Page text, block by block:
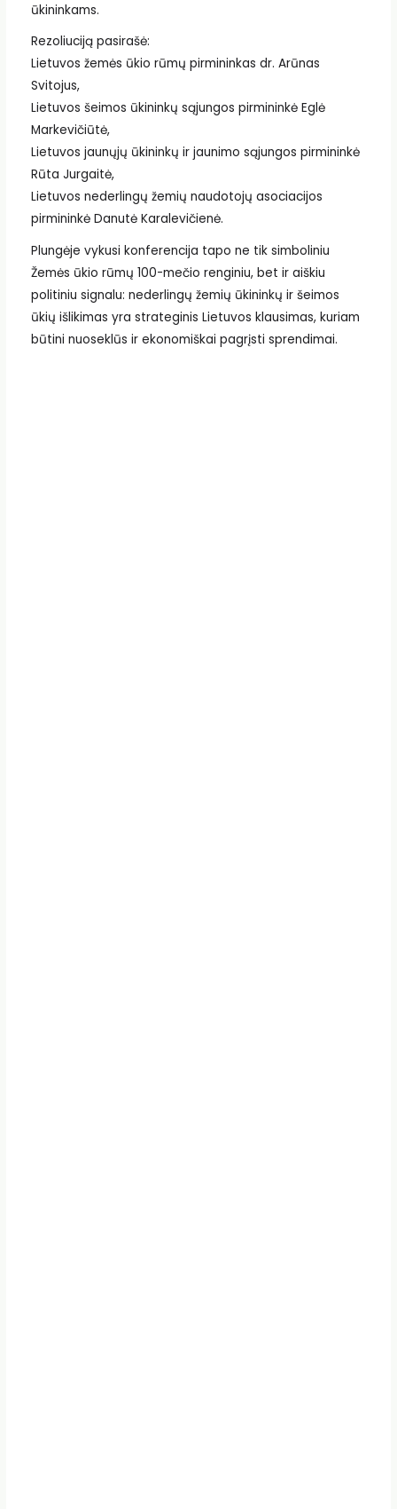
ūkininkams.
Rezoliuciją pasirašė:
Lietuvos žemės ūkio rūmų pirmininkas dr. Arūnas
Svitojus,
Lietuvos šeimos ūkininkų sąjungos pirmininkė Eglė
Markevičiūtė,
Lietuvos jaunųjų ūkininkų ir jaunimo sąjungos pirmininkė
Rūta Jurgaitė,
Lietuvos nederlingų žemių naudotojų asociacijos
pirmininkė Danutė Karalevičienė.
Plungėje vykusi konferencija tapo ne tik simboliniu
Žemės ūkio rūmų 100-mečio renginiu, bet ir aiškiu
politiniu signalu: nederlingų žemių ūkininkų ir šeimos
ūkių išlikimas yra strateginis Lietuvos klausimas, kuriam
būtini nuoseklūs ir ekonomiškai pagrįsti sprendimai.